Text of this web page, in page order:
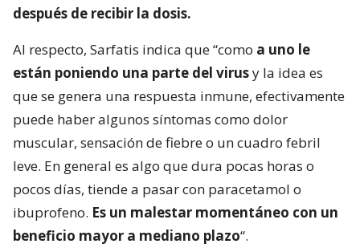
después de recibir la dosis.
Al respecto, Sarfatis indica que “como a uno le
están poniendo una parte del virusy la idea es
que se genera una respuesta inmune, efectivamente
puede haber algunos síntomas como dolor
muscular, sensación de fiebre o un cuadro febril
leve. En general es algo que dura pocas horas o
pocos días, tiende a pasar con paracetamol o
ibuprofeno. Es un malestar momentáneo con un
beneficio mayor a mediano plazo“.